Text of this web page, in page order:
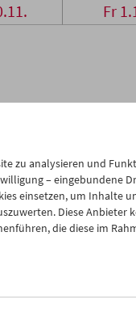
Fr
zu analysieren und
– eingebundene
einsetzen, um Inhalte
Diese Anbieter
die diese im